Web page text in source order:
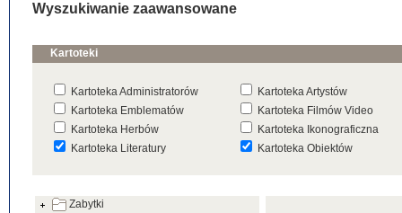
Wyszukiwanie zaawansowane
Kartoteki
Kartoteka Administratorów
Kartoteka Artystów
Kartoteka Emblematów
Kartoteka Filmów Video
Kartoteka Herbów
Kartoteka Ikonograficzna
Kartoteka Literatury
Kartoteka Obiektów
Kartoteka Warsztatów
Zabytki